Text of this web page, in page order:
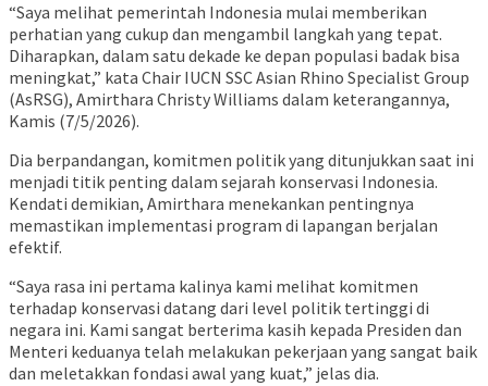
“Saya melihat pemerintah Indonesia mulai memberikan
perhatian yang cukup dan mengambil langkah yang tepat.
Diharapkan, dalam satu dekade ke depan populasi badak bisa
meningkat,” kata Chair IUCN SSC Asian Rhino Specialist Group
(AsRSG), Amirthara Christy Williams dalam keterangannya,
Kamis (7/5/2026).
Dia berpandangan, komitmen politik yang ditunjukkan saat ini
menjadi titik penting dalam sejarah konservasi Indonesia.
Kendati demikian, Amirthara menekankan pentingnya
memastikan implementasi program di lapangan berjalan
efektif.
“Saya rasa ini pertama kalinya kami melihat komitmen
terhadap konservasi datang dari level politik tertinggi di
negara ini. Kami sangat berterima kasih kepada Presiden dan
Menteri keduanya telah melakukan pekerjaan yang sangat baik
dan meletakkan fondasi awal yang kuat,” jelas dia.